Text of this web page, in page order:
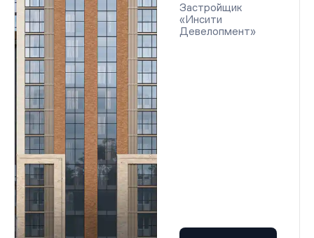
Застройщик
«Инсити
Девелопмент»